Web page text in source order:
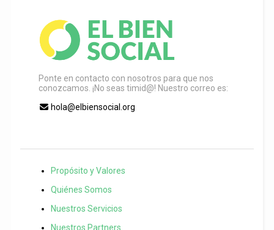
Ponte en contacto con nosotros para que nos
conozcamos. ¡No seas timid@! Nuestro correo es:
hola@elbiensocial.org
Propósito y Valores
Quiénes Somos
Nuestros Servicios
Nuestros Partners